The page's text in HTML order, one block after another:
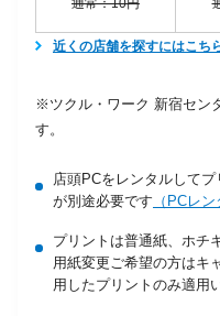
近くの店舗を探すにはこち
※ツクル・ワーク 新宿セン
す。
店頭PCをレンタルして
が別途必要です （PCレ
プリントは普通紙、ホチ
用紙変更ご希望の方はキ
用したプリントのみ適用